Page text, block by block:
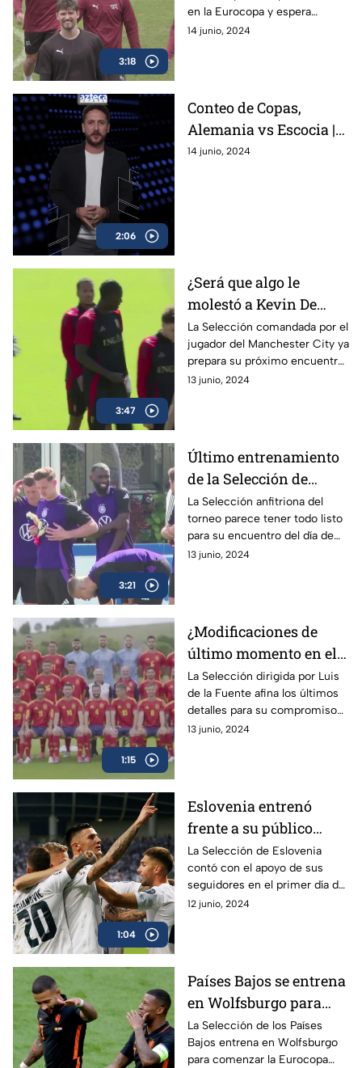
3:18
en la Eurocopa y espera
conseguir los 3 puntos contra
14 junio, 2024
2:06
Conteo de Copas,
Alemania vs Escocia |
Azteca Stats, EURO
14 junio, 2024
3:47
¿Será que algo le
molestó a Kevin De
Bruyne durante el
entrenamiento?
La Selección comandada por el
jugador del Manchester City ya
prepara su próximo encuentro
que será en contra de la
13 junio, 2024
3:21
Último entrenamiento
de la Selección de
Alemania antes de su
debut en la Eurocopa
2024
La Selección anfitriona del
torneo parece tener todo listo
para su encuentro del día de
mañana en contra de Escocia
13 junio, 2024
1:15
¿Modificaciones de
último momento en el
entrenamiento de la
Selección de España?
La Selección dirigida por Luis
de la Fuente afina los últimos
detalles para su compromiso
del próximo sábado 15 de junio
13 junio, 2024
1:04
Eslovenia entrenó
frente a su público
antes de iniciar la Euro
La Selección de Eslovenia
contó con el apoyo de sus
seguidores en el primer día de
entrenamientos en tierras
12 junio, 2024
Países Bajos se entrena
en Wolfsburgo para
iniciar la Euro 2024
La Selección de los Países
Bajos entrena en Wolfsburgo
para comenzar la Eurocopa